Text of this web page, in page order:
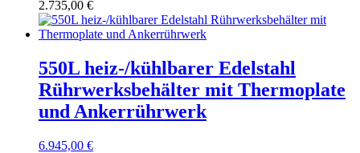
2.735,00 €
550L heiz-/kühlbarer Edelstahl
Rührwerksbehälter mit Thermoplate
und Ankerrührwerk
6.945,00 €